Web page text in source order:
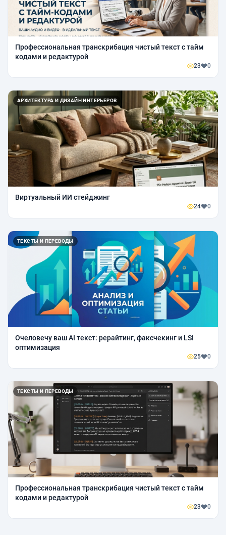
Профессиональная транскрибация чистый текст с тайм
кодами и редактурой
23 0
АРХИТЕКТУРА И ДИЗАЙН ИНТЕРЬЕРОВ
Виртуальный ИИ стейджинг
24 0
ТЕКСТЫ И ПЕРЕВОДЫ
Очеловечу ваш AI текст: рерайтинг, факсчекинг и LSI
оптимизация
25 0
ТЕКСТЫ И ПЕРЕВОДЫ
Профессиональная транскрибация чистый текст с тайм
кодами и редактурой
23 0